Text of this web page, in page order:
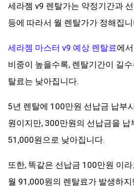
세라젬 v9 렌탈가는 약정기간과
등에 따라서 월 렌탈가가 정해집니
세라젬 마스터 v9 예상 렌탈료에
비중이 높을수록, 렌탈기간이 길
탈료는 낮아집니다.
5년 렌탈에 100만원 선납금 납부
원이지만, 300만원의 선납금을 납
51,000원으로 낮아집니다.
또한, 똑같은 선납금 100만원 이
월 91,000원의 렌탈료가 발생하